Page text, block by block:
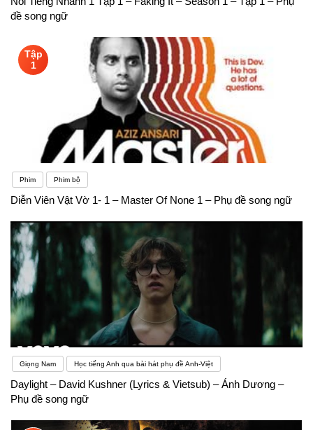
đề song ngữ
Tập
1
Phim Phim bộ
Diễn Viên Vật Vờ 1- 1 – Master Of None 1 – Phụ đề song ngữ
Giọng Nam Học tiếng Anh qua bài hát phụ đề Anh-Việt
Daylight – David Kushner (Lyrics & Vietsub) – Ánh Dương –
Phụ đề song ngữ